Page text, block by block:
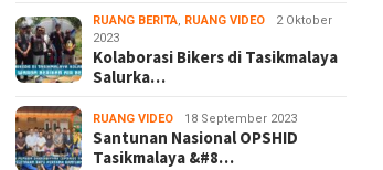
RUANG BERITA, RUANG VIDEO
2 Oktober
2023
Kolaborasi Bikers di Tasikmalaya
Salurka…
RUANG VIDEO 18 September 2023
Santunan Nasional OPSHID
Tasikmalaya &#8…